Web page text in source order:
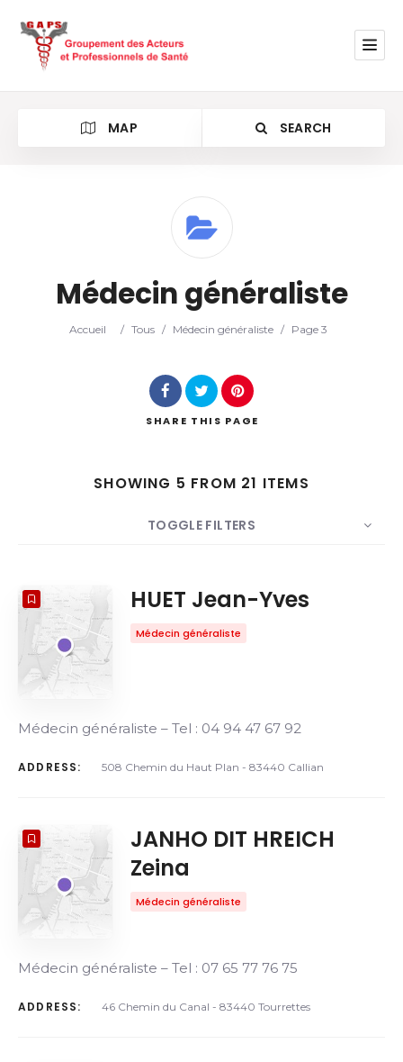
MAP SEARCH
Location
Search
Médecin généraliste
Accueil / Tous / Médecin généraliste / Page 3
SHARE THIS PAGE
SHOWING 5 FROM 21 ITEMS
TOGGLE FILTERS
COUNT HUET Jean-Yves
Médecin généraliste
Médecin généraliste – Tel : 04 94 47 67 92
ADDRESS: 508 Chemin du Haut Plan - 83440 Callian
JANHO DIT HREICH
Zeina
Médecin généraliste
Médecin généraliste – Tel : 07 65 77 76 75
ADDRESS: 46 Chemin du Canal - 83440 Tourrettes